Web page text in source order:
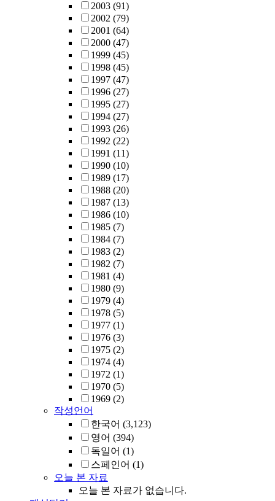
2003 (91)
2002 (79)
2001 (64)
2000 (47)
1999 (45)
1998 (45)
1997 (47)
1996 (27)
1995 (27)
1994 (27)
1993 (26)
1992 (22)
1991 (11)
1990 (10)
1989 (17)
1988 (20)
1987 (13)
1986 (10)
1985 (7)
1984 (7)
1983 (2)
1982 (7)
1981 (4)
1980 (9)
1979 (4)
1978 (5)
1977 (1)
1976 (3)
1975 (2)
1974 (4)
1972 (1)
1970 (5)
1969 (2)
작성언어
한국어 (3,123)
영어 (394)
독일어 (1)
스페인어 (1)
오늘 본 자료
오늘 본 자료가 없습니다.